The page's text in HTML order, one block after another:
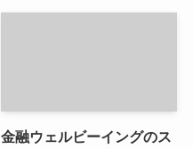
金融ウェルビーイングのス